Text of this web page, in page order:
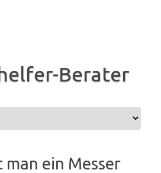
Berater
ein Messer